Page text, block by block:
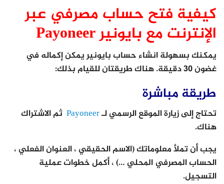
كيفية فتح حساب مصرفي عبر
الإنترنت مع بايونير Payoneer
يمكنك بسهولة انشاء حساب بايونير يمكن إكماله في
غضون 30 دقيقة. هناك طريقتان للقيام بذلك:
طريقة مباشرة
تحتاج إلى زيارة الموقع الرسمي لـPayoneer
ثم الاشتراك
هناك.
يجب أن تملأ معلوماتك (الاسم الحقيقي ، العنوان الفعلي ،
الحساب المصرفي المحلي …) ، أكمل خطوات عملية
التسجيل.